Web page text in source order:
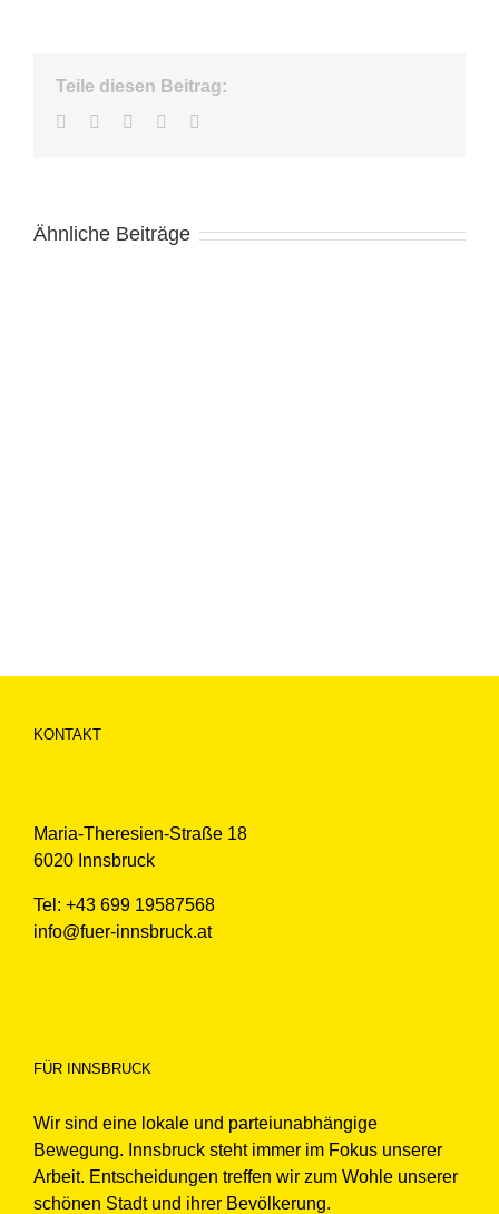
Teile diesen Beitrag:
Facebook
TwitterLinkedInWhatsApp
Ähnliche Beiträge
KONTAKT
Maria-Theresien-Straße 18
6020 Innsbruck
Tel: +43 699 19587568
info@fuer-innsbruck.at
FÜR INNSBRUCK
Wir sind eine lokale und parteiunabhängige
Bewegung. Innsbruck steht immer im Fokus unserer
Arbeit. Entscheidungen treffen wir zum Wohle unserer
schönen Stadt und ihrer Bevölkerung.